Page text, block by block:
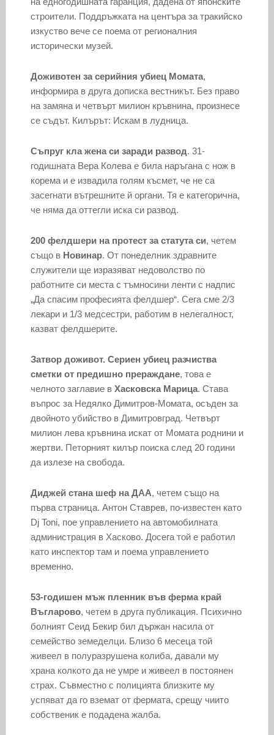
строители. Поддръжката на центъра за тракийско
изкуство вече се поема от регионалния
исторически музей.
Доживотен за серийния убиец Момата,
информира в друга дописка вестникът. Без право
на замяна и четвърт милион кръвнина, произнесе
се съдът. Килърът: Искам в лудница.
Съпруг кла жена си заради развод. 31-
годишната Вера Колева е била наръгана с нож в
корема и е извадила голям късмет, че не са
засегнати вътрешните й органи. Тя е категорична,
че няма да оттегли иска си развод.
200 фелдшери на протест за статута си, четем
също в Новинар. От понеделник здравните
служители ще изразяват недоволство по
работните си места с тъмносини ленти с надпис
„Да спасим професията фелдшер“. Сега сме 2/3
лекари и 1/3 медсестри, работим в нелегалност,
казват фелдшерите.
Затвор доживот. Сериен убиец разчиства
сметки от предишно прераждане, това е
челното заглавие в Хасковска Марица. Става
въпрос за Недялко Димитров-Момата, осъден за
двойното убийство в Димитровград. Четвърт
милион лева кръвнина искат от Момата роднини и
жертви. Петорният килър поиска след 20 години
да излезе на свобода.
Диджей стана шеф на ДАА, четем също на
първа страница. Антон Ставрев, по-известен като
Dj Toni, пое управлението на автомобилната
администрация в Хасково. Досега той е работил
като инспектор там и поема управлението
временно.
53-годишен мъж пленник във ферма край
Въгларово, четем в друга публикация. Психично
болният Сеид Бекир бил държан насила от
семейство земеделци. Близо 6 месеца той
живеел в полуразрушена колиба, давали му
храна колкото да не умре и живеел в постоянен
страх. Съвместно с полицията близките му
успяват да го вземат от фермата, срещу чиито
собственик е подадена жалба.